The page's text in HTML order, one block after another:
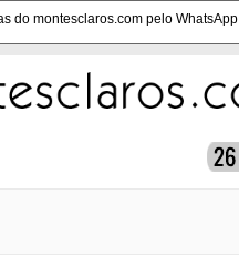
do montesclaros.com pelo WhatsApp